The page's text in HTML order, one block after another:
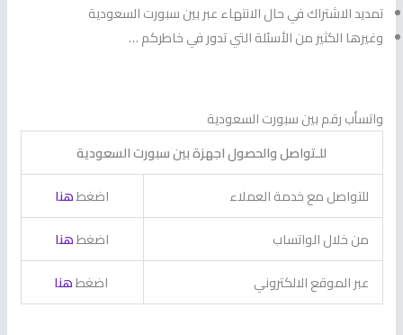
تمديد الاشتراك في حال الانتهاء عبر بين سبورت السعودية
وغيرها الكثير من الأسئلة التي تدور في خاطركم …
واتسأب رقم بين سبورت السعودية
للـتواصل والحصول اجهزة بين سبورت السعودية
للتواصل مع خدمة العملاء
اضغطهنا
من خلال الواتساب
اضغطهنا
عبر الموقع الالكتروني
اضغطهنا